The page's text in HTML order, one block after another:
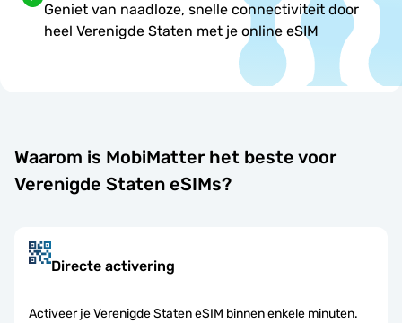
Geniet van naadloze, snelle connectiviteit door
heel Verenigde Staten met je online eSIM
Waarom is MobiMatter het beste voor
Verenigde Staten eSIMs?
Directe activering
Activeer je Verenigde Staten eSIM binnen enkele minuten.